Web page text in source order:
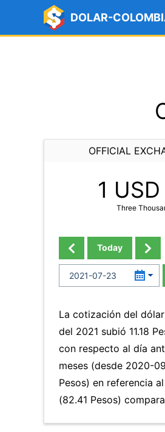
DOLAR-
OFFICIAL
1
Three
Today
La cotización del
del 2021 subió 11.18
con respecto al día
meses (desde 2020-
Pesos) en referencia
(82.41 Pesos)